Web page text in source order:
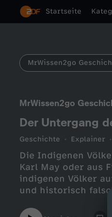
Startseite
MrWissen2go
MrWissen2go
Der Untergang
Geschichte Explainer
Die Indigenen
Karl May oder aus
indigenen Völker
und historisch
Indigenen. Viel